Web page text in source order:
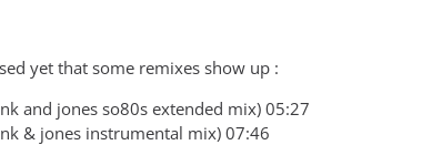
yet that some remixes show up :
and jones so80s extended mix) 05:27
& jones instrumental mix) 07:46